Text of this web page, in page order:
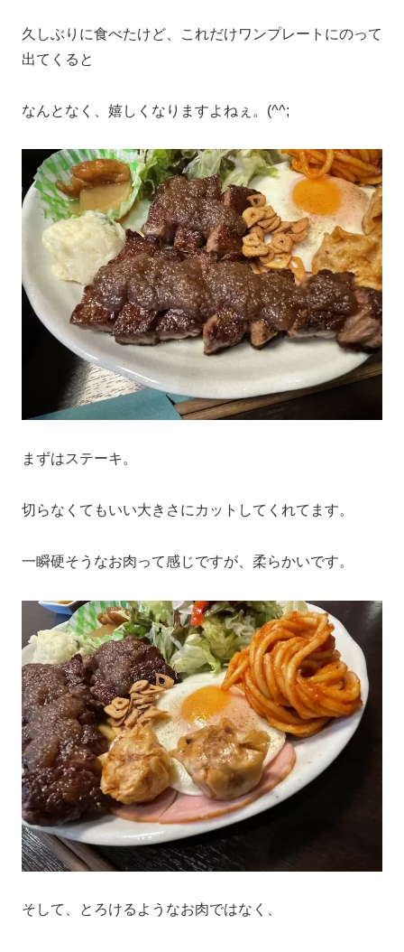
久しぶりに食べたけど、これだけワンプレートにのって
出てくると
なんとなく、嬉しくなりますよねぇ。(^^;
まずはステーキ。
切らなくてもいい大きさにカットしてくれてます。
一瞬硬そうなお肉って感じですが、柔らかいです。
そして、とろけるようなお肉ではなく、